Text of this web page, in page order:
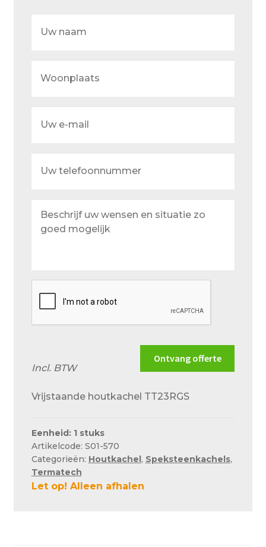
Retouren – Geschillen – Garantie
Service en onderhoud
Verzending en bezorging
Winkelmand
naam
telefoonnummer
uw
wensen
Ontvang offerte
Incl. BTW
Vrijstaande houtkachel TT23RGS
Eenheid: 1 stuks
Artikelcode: S01-570
Categorieën: Houtkachel, Speksteenkachels,
Termatech
Let op! Alleen afhalen